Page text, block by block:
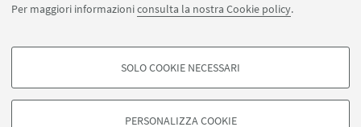
Per maggiori informazioniconsulta la nostra Cookie policy.
COOKIE DI PROFILAZIONE - FACOLTATIVI
SOLO COOKIE NECESSARI
PERSONALIZZA COOKIE
SBA - Servizio Bibliotecario di Ateneo
Dipartimento delle Arti